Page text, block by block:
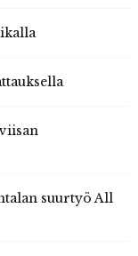
suurtyö All